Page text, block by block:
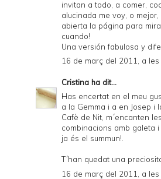
invitan a todo, a comer,
alucinada me voy, o
abierta la página para
cuando!
Una versión fabulosa y
16 de març del 2011, a les
Cristina ha dit...
Has encertat en el meu
a la Gemma i a en Josep i
Cafè de Nit, m´encanten les
combinacions amb galeta i
ja és el summun!.
T´han quedat una
16 de març del 2011, a les